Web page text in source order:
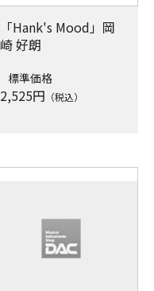
「Hank's Mood」岡
崎 好朗
標準価格
2,525円 （税込）